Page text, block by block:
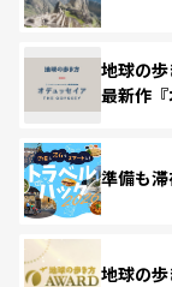
地球の
最新作『
準備も
地球の